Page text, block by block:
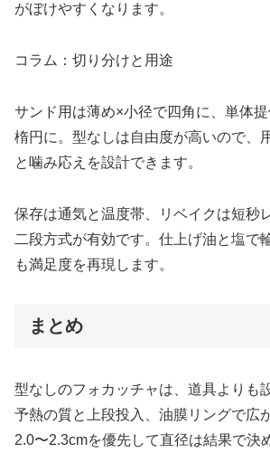
がぼけやすくなります。
コラム：切り分けと用途
サンド用は薄め×小径で四角に、単体
楕円に。型なしは自由度が高いので、
と噛み応えを設計できます。
保存は通気と温度帯、リベイクは短秒
二段方式が有効です。仕上げ油と塩で
も満足度を再現します。
まとめ
型なしのフォカッチャは、道具よりも
予熱の質と上段投入、油膜リングで広
2.0〜2.3cmを優先して直径は結果で決